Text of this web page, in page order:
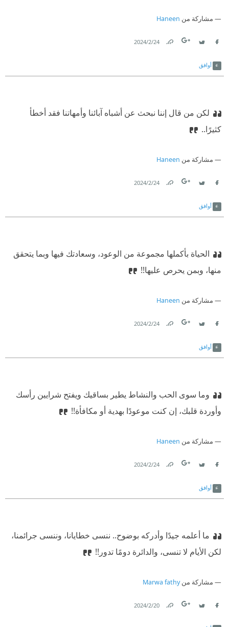
مشاركة من Haneen
24‏/2‏/2024
أوافق
لكن من قال إننا نبحث عن أشباه آبائنا وأمهاتنا فقد أخطأ
كثيرًا..
مشاركة من Haneen
24‏/2‏/2024
أوافق
الحياة بأكملها مجموعة من الوعود، وسعادتك فيها وبما يتحقق
منها، وبمن يحرص عليها!!
مشاركة من Haneen
24‏/2‏/2024
أوافق
وما سوى الحب والنشاط يطير بساقيك ويفتح شرايين رأسك
وأوردة قلبك، إن كنت موعودًا بهدية أو مكافأة!!
مشاركة من Haneen
24‏/2‏/2024
أوافق
ما أعلمه جيدًا وأدركه بوضوح.. ‫ ننسى خطايانا، وننسى جرائمنا،
لكن الأيام لا تنسى، والدائرة دومًا تدور!!
مشاركة منMarwa fathy
20‏/2‏/2024